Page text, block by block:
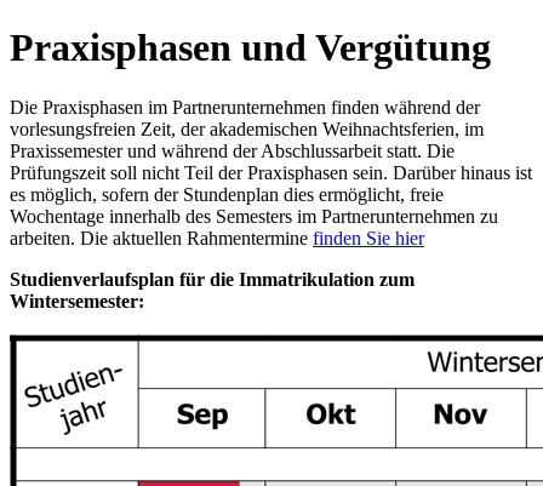
Praxisphasen und Vergütung
Die Praxisphasen im Partnerunternehmen finden während der
vorlesungsfreien Zeit, der akademischen Weihnachtsferien, im
Praxissemester und während der Abschlussarbeit statt. Die
Prüfungszeit soll nicht Teil der Praxisphasen sein. Darüber hinaus ist
es möglich, sofern der Stundenplan dies ermöglicht, freie
Wochentage innerhalb des Semesters im Partnerunternehmen zu
arbeiten. Die aktuellen Rahmentermine finden Sie hier
Studienverlaufsplan für die Immatrikulation zum
Wintersemester: